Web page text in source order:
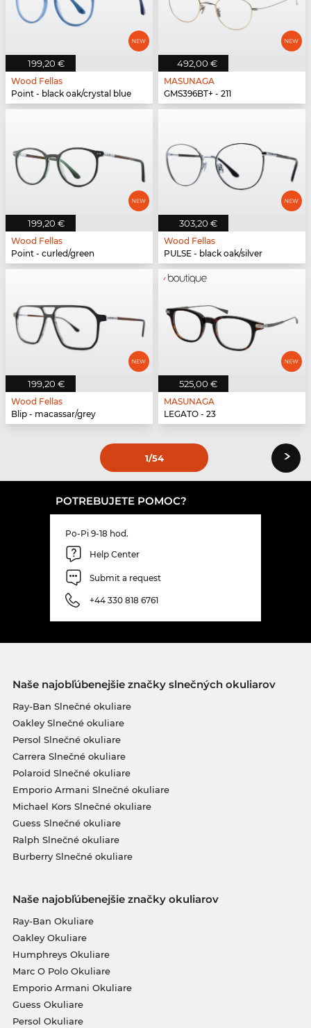
199,20 €
Wood Fellas
Point - black oak/crystal blue
492,00 €
MASUNAGA
GMS396BT+ - 211
199,20 €
Wood Fellas
Point - curled/green
303,20 €
Wood Fellas
PULSE - black oak/silver
199,20 €
Wood Fellas
Blip - macassar/grey
525,00 €
MASUNAGA
LEGATO - 23
1/54 ›
POTREBUJETE POMOC?
Po-Pi 9-18 hod.
Help Center
Submit a request
+44 330 818 6761
Naše najobľúbenejšie značky slnečných okuliarov
Ray-Ban Slnečné okuliare
Oakley Slnečné okuliare
Persol Slnečné okuliare
Carrera Slnečné okuliare
Polaroid Slnečné okuliare
Emporio Armani Slnečné okuliare
Michael Kors Slnečné okuliare
Guess Slnečné okuliare
Ralph Slnečné okuliare
Burberry Slnečné okuliare
Naše najobľúbenejšie značky okuliarov
Ray-Ban Okuliare
Oakley Okuliare
Humphreys Okuliare
Marc O Polo Okuliare
Emporio Armani Okuliare
Guess Okuliare
Persol Okuliare